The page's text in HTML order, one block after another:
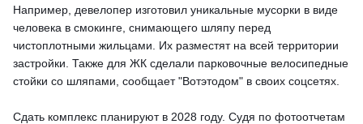
Например, девелопер изготовил уникальные мусорки в виде
человека в смокинге, снимающего шляпу перед
чистоплотными жильцами. Их разместят на всей территории
застройки. Также для ЖК сделали парковочные велосипедные
стойки со шляпами, сообщает "Вотэтодом" в своих соцсетях.
Сдать комплекс планируют в 2028 году. Судя по фотоотчетам